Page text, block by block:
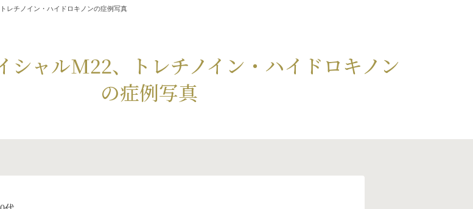
レチノイン・ハイドロキノンの症例写真
シャルM22、トレチノイン・ハイドロキノン
の症例写真